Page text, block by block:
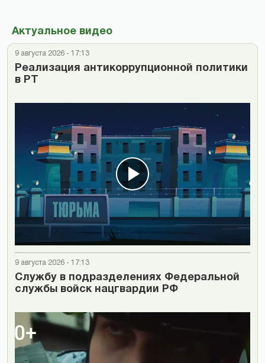
Актуальное видео
9 августа 2026 - 17:13
Реализация антикоррупционной политики
в РТ
9 августа 2026 - 17:13
Cлужбу в подразделениях Федеральной
службы войск нацгвардии РФ